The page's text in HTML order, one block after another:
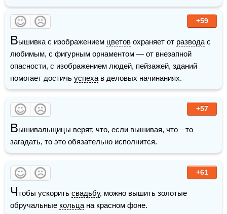
+59
Вышивка с изображением цветов охраняет от развода с
любимым, с фигурным орнаментом — от внезапной
опасности, с изображением людей, пейзажей, зданий
помогает достичь успеха в деловых начинаниях.
+57
Вышивальщицы верят, что, если вышивая, что—то
загадать, то это обязательно исполнится.
+61
Чтобы ускорить свадьбу, можно вышить золотые
обручальные кольца на красном фоне.